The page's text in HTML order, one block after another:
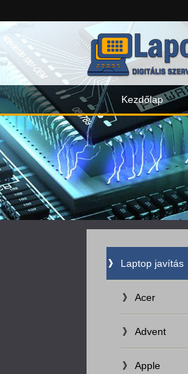
Kezdőlap
Laptop javítás
Acer
Advent
Apple